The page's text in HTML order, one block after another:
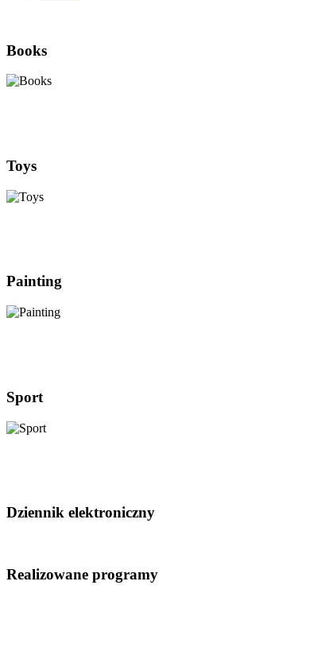
Books
Toys
Painting
Sport
Dziennik elektroniczny
Realizowane programy